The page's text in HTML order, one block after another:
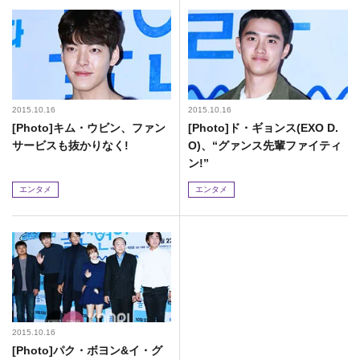
2015.10.16
[Photo]キム・ウビン、ファン
サービスも抜かりなく!
エンタメ
2015.10.16
[Photo]ド・ギョンス(EXO D.
O)、“グァンス先輩ファイティ
ン!”
エンタメ
2015.10.16
[Photo]パク・ボヨン&イ・グ